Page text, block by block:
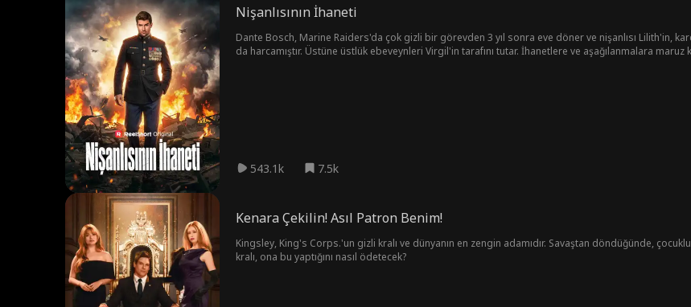
Nişanlısının İhaneti
Dante Bosch, Marine Raiders'da çok gizli bir görevden 3 yıl sonra eve döner ve nişanlısı Lilith'in,
da harcamıştır. Üstüne üstlük ebeveynleri Virgil'in tarafını tutar. İhanetlere ve aşağılanmalara maruz
543.1k 7.5k
Kenara Çekilin! Asıl Patron Benim!
Kingsley, King's Corps.'un gizli kralı ve dünyanın en zengin adamıdır. Savaştan döndüğünde,
kralı, ona bu yaptığını nasıl ödetecek?